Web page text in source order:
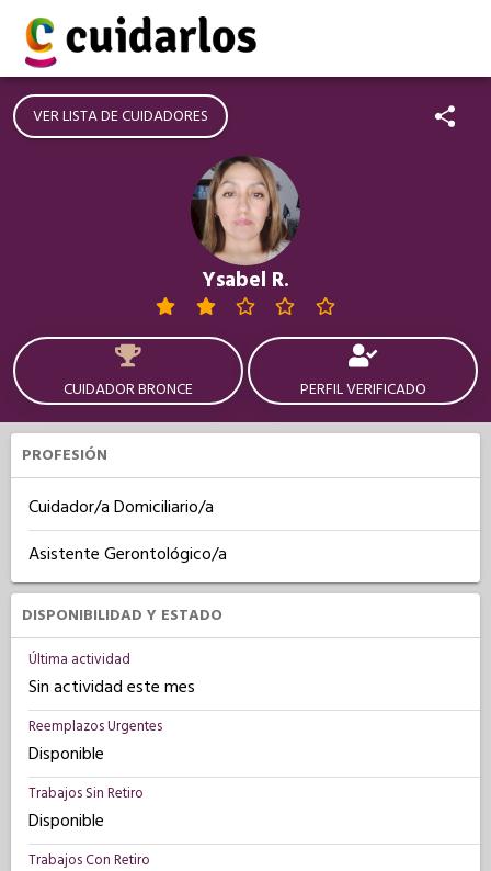
VER LISTA DE CUIDADORES
Ysabel R.
CUIDADOR BRONCE PERFIL VERIFICADO
PROFESIÓN
Cuidador/a Domiciliario/a
Asistente Gerontológico/a
DISPONIBILIDAD Y ESTADO
Última actividad
Sin actividad este mes
Reemplazos Urgentes
Disponible
Trabajos Sin Retiro
Disponible
Trabajos Con Retiro